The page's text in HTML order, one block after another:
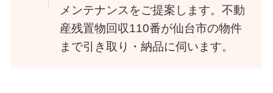
メンテナンスをご提案します。不動
産残置物回収110番が仙台市の物件
まで引き取り・納品に伺います。